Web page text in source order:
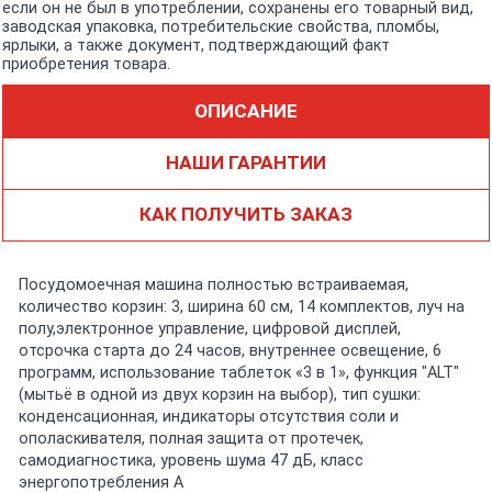
если он не был в употреблении, сохранены его товарный вид,
заводская упаковка, потребительские свойства, пломбы,
ярлыки, а также документ, подтверждающий факт
приобретения товара.
ОПИСАНИЕ
НАШИ ГАРАНТИИ
КАК ПОЛУЧИТЬ ЗАКАЗ
Посудомоечная машина полностью встраиваемая,
количество корзин: 3, ширина 60 см, 14 комплектов, луч на
полу,электронное управление, цифровой дисплей,
отсрочка старта до 24 часов, внутреннее освещение, 6
программ, использование таблеток «3 в 1», функция "ALT"
(мытьё в одной из двух корзин на выбор), тип сушки:
конденсационная, индикаторы отсутствия соли и
ополаскивателя, полная защита от протечек,
самодиагностика, уровень шума 47 дБ, класс
энергопотребления А